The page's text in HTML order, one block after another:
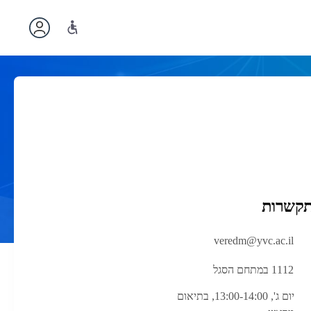
veredm@yvc.ac.il
1112 במתחם הסגל
יום ג', 13:00-14:00, בתיאום